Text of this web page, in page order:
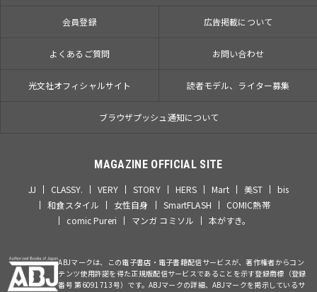
会員登録 広告掲載について
よくあるご質問 お問い合わせ
光文社オフィシャルサイト 読者モデル、ライター募集
ブラウザプッシュ通知について
MAGAZINE OFFICIAL SITE
JJ CLASSY. VERY STORY HERS Mart 美ST
bis
和食スタイル
女性自身 SmartFLASH
COMIC熱帯
comic Pureri
マンガ コミソル 本がすき。
ABJマークは、この電子書店・電子書籍配信サービスが、著作権者からコン
テンツ使用許諾を得た正規版配信サービスであることを示す登録商標（登録
番号 第6091713号）です。ABJマークの詳細、ABJマークを掲示しているサ